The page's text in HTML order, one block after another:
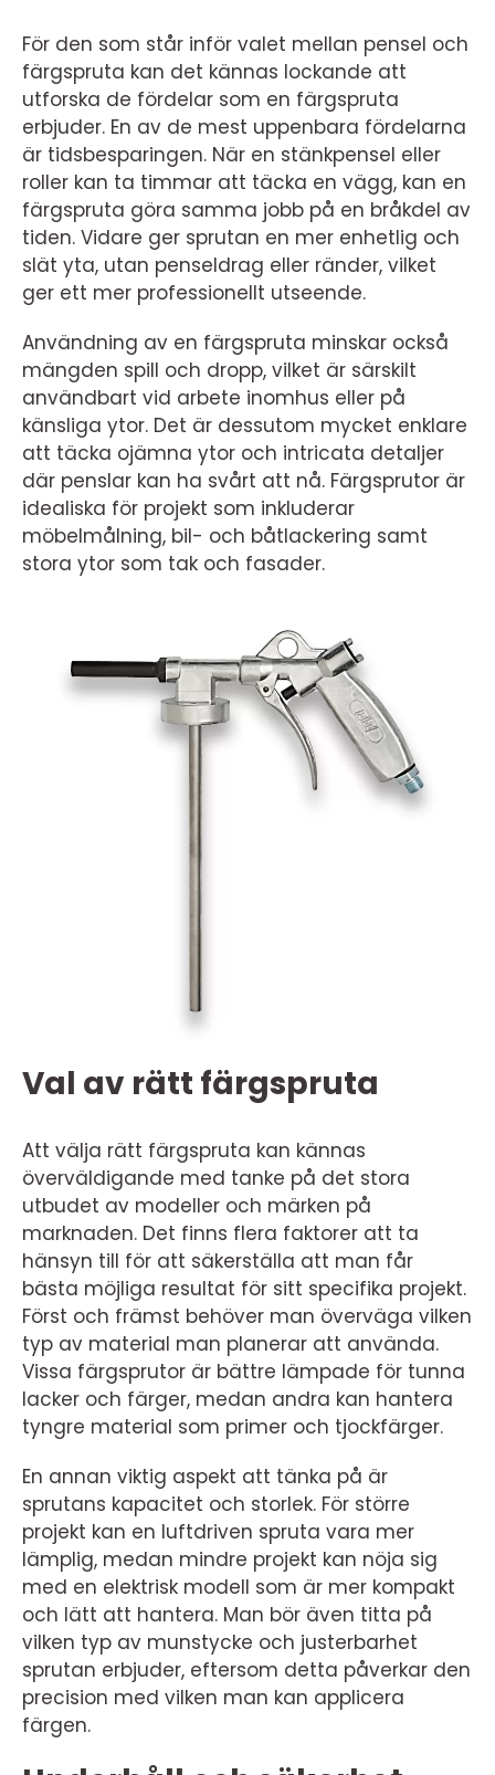
För den som står inför valet mellan pensel och
färgspruta kan det kännas lockande att
utforska de fördelar som en färgspruta
erbjuder. En av de mest uppenbara fördelarna
är tidsbesparingen. När en stänkpensel eller
roller kan ta timmar att täcka en vägg, kan en
färgspruta göra samma jobb på en bråkdel av
tiden. Vidare ger sprutan en mer enhetlig och
slät yta, utan penseldrag eller ränder, vilket
ger ett mer professionellt utseende.
Användning av en färgspruta minskar också
mängden spill och dropp, vilket är särskilt
användbart vid arbete inomhus eller på
känsliga ytor. Det är dessutom mycket enklare
att täcka ojämna ytor och intricata detaljer
där penslar kan ha svårt att nå. Färgsprutor är
idealiska för projekt som inkluderar
möbelmålning, bil- och båtlackering samt
stora ytor som tak och fasader.
Val av rätt färgspruta
Att välja rätt färgspruta kan kännas
överväldigande med tanke på det stora
utbudet av modeller och märken på
marknaden. Det finns flera faktorer att ta
hänsyn till för att säkerställa att man får
bästa möjliga resultat för sitt specifika projekt.
Först och främst behöver man överväga vilken
typ av material man planerar att använda.
Vissa färgsprutor är bättre lämpade för tunna
lacker och färger, medan andra kan hantera
tyngre material som primer och tjockfärger.
En annan viktig aspekt att tänka på är
sprutans kapacitet och storlek. För större
projekt kan en luftdriven spruta vara mer
lämplig, medan mindre projekt kan nöja sig
med en elektrisk modell som är mer kompakt
och lätt att hantera. Man bör även titta på
vilken typ av munstycke och justerbarhet
sprutan erbjuder, eftersom detta påverkar den
precision med vilken man kan applicera
färgen.